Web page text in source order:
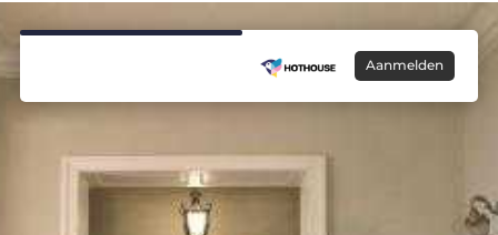
Aanmelden